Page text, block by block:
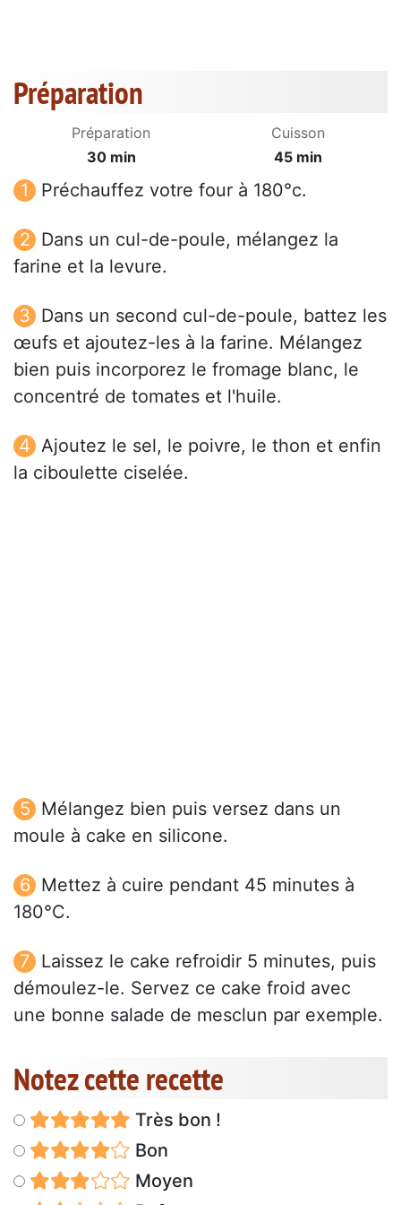
Préparation
Préparation
30 min
Cuisson
45 min
Préchauffez votre four à 180°c.
Dans un cul-de-poule, mélangez la
farine et la levure.
Dans un second cul-de-poule, battez les
œufs et ajoutez-les à la farine. Mélangez
bien puis incorporez le fromage blanc, le
concentré de tomates et l'huile.
Ajoutez le sel, le poivre, le thon et enfin
la ciboulette ciselée.
Mélangez bien puis versez dans un
moule à cake en silicone.
Mettez à cuire pendant 45 minutes à
180°C.
Laissez le cake refroidir 5 minutes, puis
démoulez-le. Servez ce cake froid avec
une bonne salade de mesclun par exemple.
Notez cette recette
Très bon !
Bon
Moyen